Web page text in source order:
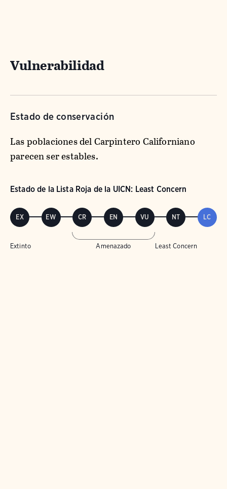
Vulnerabilidad
Estado de conservación
Las poblaciones del Carpintero Californiano
parecen ser estables.
Estado de la Lista Roja de la UICN: Least Concern
EX EW CR EN VU NT LC
Extinto Amenazado Least Concern